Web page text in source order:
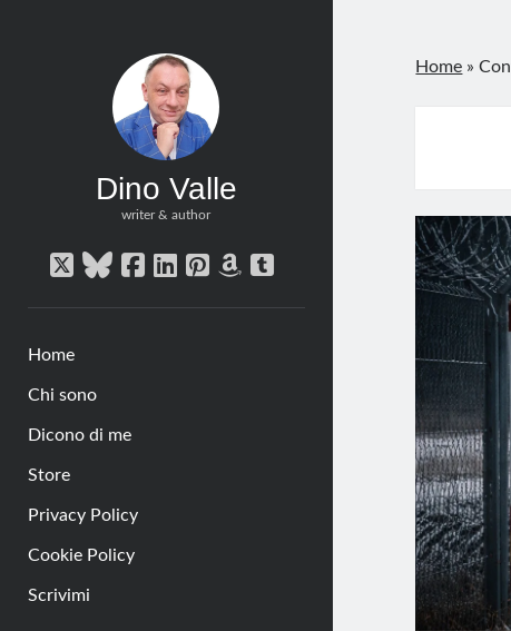
Dino Valle
writer & author
twitterbluesky
facebook
linkedin
pinterest
amazon
tumblr
Home
Chi sono
Dicono di me
Store
Privacy Policy
Cookie Policy
Scrivimi
Home »